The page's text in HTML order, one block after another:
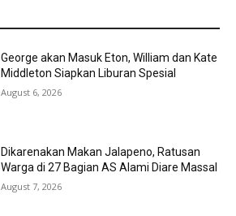
George akan Masuk Eton, William dan Kate
Middleton Siapkan Liburan Spesial
August 6, 2026
Dikarenakan Makan Jalapeno, Ratusan
Warga di 27 Bagian AS Alami Diare Massal
August 7, 2026